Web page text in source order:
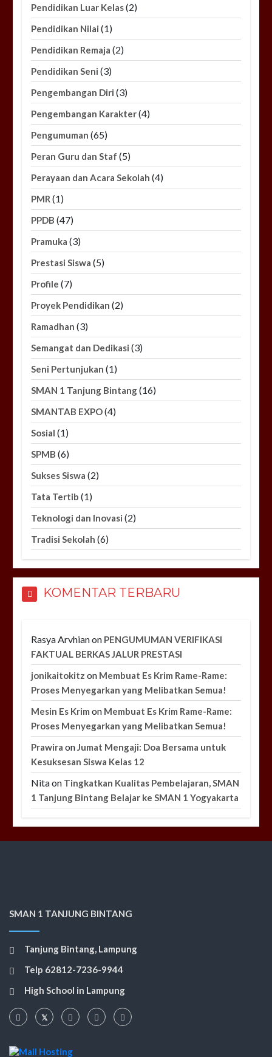
Pendidikan Luar Kelas(2)
Pendidikan Nilai (1)
Pendidikan Remaja (2)
Pendidikan Seni (3)
Pengembangan Diri (3)
Pengembangan Karakter(4)
Pengumuman (65)
Peran Guru dan Staf (5)
Perayaan dan Acara Sekolah (4)
PMR (1)
PPDB (47)
Pramuka (3)
Prestasi Siswa (5)
Profile (7)
Proyek Pendidikan (2)
Ramadhan (3)
Semangat dan Dedikasi (3)
Seni Pertunjukan (1)
SMAN 1 Tanjung Bintang(16)
SMANTAB EXPO(4)
Sosial (1)
SPMB (6)
Sukses Siswa (2)
Tata Tertib (1)
Teknologi dan Inovasi (2)
Tradisi Sekolah (6)
KOMENTAR TERBARU
Rasya Arvhianon PENGUMUMAN VERIFIKASI
FAKTUAL BERKAS JALUR PRESTASI
jonikaitokitz on Membuat Es Krim Rame-Rame:
Proses Menyegarkan yang Melibatkan Semua!
Mesin Es Krim on Membuat Es Krim Rame-Rame:
Proses Menyegarkan yang Melibatkan Semua!
Prawira onJumat Mengaji: Doa Bersama untuk
Kesuksesan Siswa Kelas 12
Nitaon Tingkatkan Kualitas Pembelajaran, SMAN
1 Tanjung Bintang Belajar ke SMAN 1 Yogyakarta
SMAN 1 TANJUNG BINTANG
Tanjung Bintang, Lampung
Telp 62812-7236-9944
High School in Lampung